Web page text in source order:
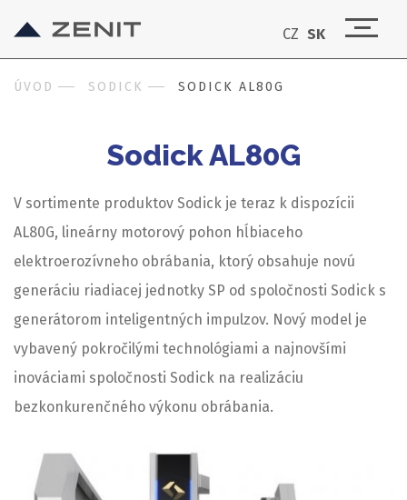
CZ SK
ÚVOD SODICK SODICK AL80G
Sodick AL80G
V sortimente produktov Sodick je teraz k dispozícii
AL80G, lineárny motorový pohon hĺbiaceho
elektroerozívneho obrábania, ktorý obsahuje novú
generáciu riadiacej jednotky SP od spoločnosti Sodick s
generátorom inteligentných impulzov. Nový model je
vybavený pokročilými technológiami a najnovšími
inováciami spoločnosti Sodick na realizáciu
bezkonkurenčného výkonu obrábania.